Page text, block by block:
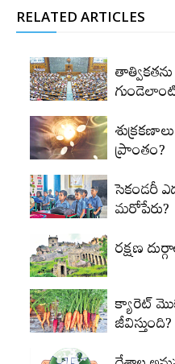
RELATED ARTICLES
ప్రాంతం?
సెకండరీ
మరోపేరు?
రక్షణ
క్యారెట్‌
జీవిస్తుంది?